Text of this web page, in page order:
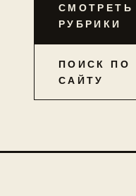
СМОТРЕТЬ
РУБРИКИ
ПОИСК ПО
САЙТУ